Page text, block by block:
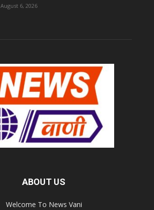
August 6, 2026
ABOUT US
Welcome To News Vani